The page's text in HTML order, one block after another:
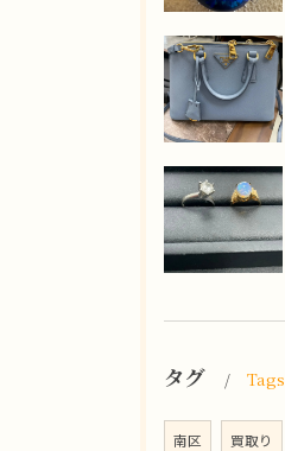
タグ Tags
南区 買取り